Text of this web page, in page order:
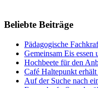
Beliebte Beiträge
Pädagogische
Gemeinsam Eis essen
Hochbeete für den
Café Haltepunkt
Auf der Suche nach